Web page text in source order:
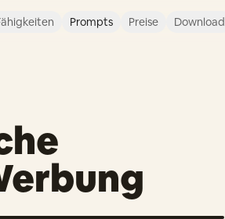
Prompts Preise Download